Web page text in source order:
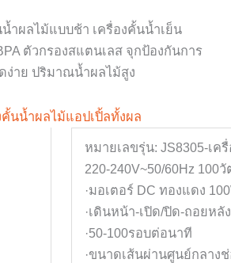
น้ำผลไม้แบบช้า เครื่องคั้นน้ำเย็น
ตัวกรองสแตนเลส จุกป้องกันการ
ง่าย ปริมาณน้ำผลไม้สูง
คั้นน้ำผลไม้แอปเปิ้ลทั้งผล
หมายเลขรุ่น: JS8305-เ
220-240V~50/60Hz 100
·มอเตอร์ DC ทองแดง
·เดินหน้า-เปิด/ปิด-ถอยหลัง
·50-100รอบต่อนาที
·ขนาดเส้นผ่านศูนย์กลาง